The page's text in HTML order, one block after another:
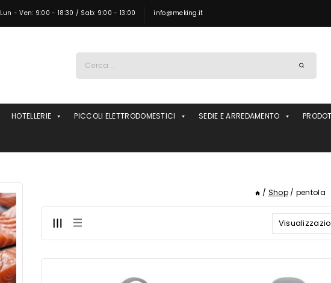
Lun - Ven: 9:00 - 18:30 / Sab: 9:00 - 13:00 info@meking.it
per:
HOTELLERIE PICCOLI ELETTRODOMESTICI SEDIE E ARREDAMENTO
/ Shop / pentola